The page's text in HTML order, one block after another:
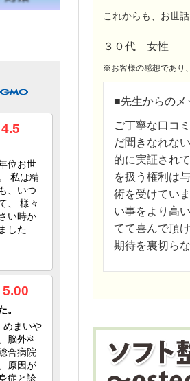
これからも、お世話
３０代 女性
※お客様の感想であり
■先生からのメ
ご丁寧な口コ
だ聞きなれな
的に実証され
を扱う権利は
術を受けてい
い事をより高
てて喜んで頂
期待を裏切ら